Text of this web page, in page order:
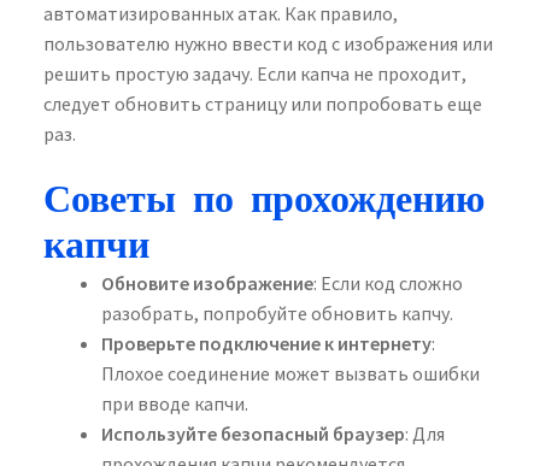
автоматизированных атак. Как правило,
пользователю нужно ввести код с изображения или
решить простую задачу. Если капча не проходит,
следует обновить страницу или попробовать еще
раз.
Советы по прохождению
капчи
Обновите изображение: Если код сложно
разобрать, попробуйте обновить капчу.
Проверьте подключение к интернету:
Плохое соединение может вызвать ошибки
при вводе капчи.
Используйте безопасный браузер: Для